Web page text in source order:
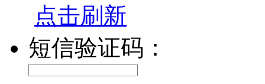
点击刷新
短信验证码：